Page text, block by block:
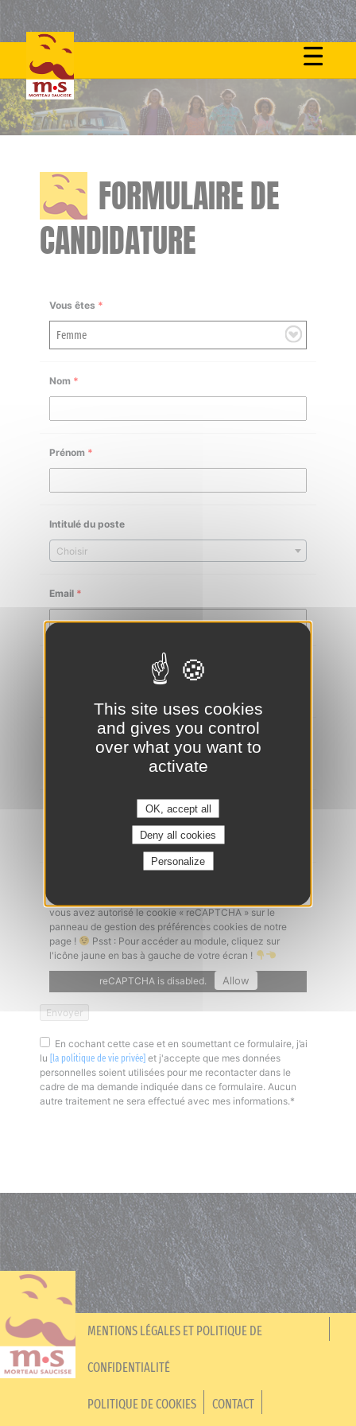
Skip
FORMULAIRE DE
CANDIDATURE
Vous êtes *
Nom *
Prénom *
Intitulé du poste
Choisir
Email *
Ajouter un CV*
Un problème à l'envoi de votre candidature ? Vérifiez que
vous avez autorisé le cookie « reCAPTCHA » sur le
panneau de gestion des préférences cookies de notre
page !
Psst : Pour accéder au module, cliquez sur
l'icône jaune en bas à gauche de votre écran !
reCAPTCHA is disabled. Allow
En cochant cette case et en soumettant ce formulaire, j’ai
lu
[la politique de vie privée] et j'accepte que mes données
personnelles soient utilisées pour me recontacter dans le
cadre de ma demande indiquée dans ce formulaire. Aucun
autre traitement ne sera effectué avec mes informations.*
MENTIONS LÉGALES ET POLITIQUE DE
CONFIDENTIALITÉ
POLITIQUE DE COOKIES CONTACT
This site uses cookies
and gives you control
over what you want to
activate
OK, accept all
Deny all cookies
Personalize